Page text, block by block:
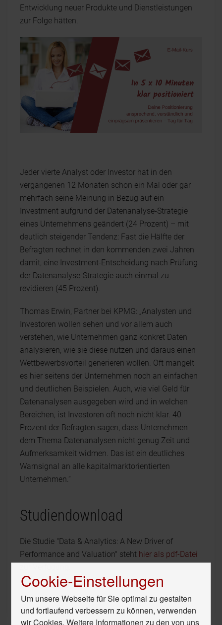
Entwicklung neuer Produkte und Dienstleistungen
zur Folge hätten.
Jeder vierte Analyst oder Investor hat in den
vergangenen 12 Monaten schon ein Mal oder gar
mehrfach seine Meinung in Bezug auf ein
Investment aufgrund der Datenanalyse-Strategie
eines Unternehmens geändert (24 Prozent) – mit
deutlich steigender Tendenz: Fast die Hälfte der
Befragten rechnet in den kommenden zwei Jahren
damit, eine Investment-Entscheidung nach Prüfung
der Datenanalyse-Strategie auch einmal zu
revidieren (45 Prozent).
Thomas Erwin, Partner bei KPMG: „Analysten und
Investoren wollen sehen und vor allem auch
verstehen, wie Unternehmen ganz konkret Daten
analysieren, wie sie diese nutzen und daraus einen
Wettbewerbsvorteil generieren wollen. Oft mangelt
es hier seitens der Unternehmen noch an einfachen
und deutlichen Beispielen. Auch, wie viel Geld für
Datenanalysen ausgegeben wird und in welchen
Bereichen, ist Investoren oft noch nicht klar. 40
Prozent der Befragten sagen, dass Unternehmen
dem Thema Datenanalysen nicht genug Zeit und
Aufmerksamkeit widmen. Das ist ein deutliches
Warnsignal an alle kapitalmarktorientierten
Unternehmen.“
Studiendownload
Die Studie "Data & Analytics: A New Driver of
Performance and Valuation" steht hier als pdf-Datei
Cookie-Einstellungen
Um unsere Webseite für Sie optimal zu gestalten
und fortlaufend verbessern zu können, verwenden
wir Cookies. Weitere Informationen zu den von uns